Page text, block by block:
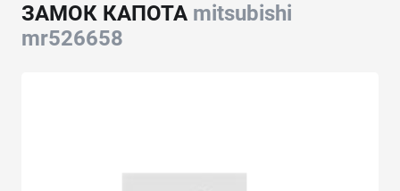
ЗАМОК КАПОТА mitsubishi
mr526658